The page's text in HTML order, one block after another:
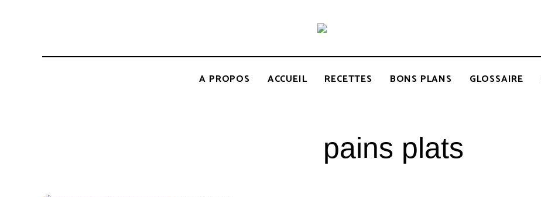
BCOOK
l'Inde
l'Océan
A PROPOS ACCUEIL RECETTES BONS PLANS GLOSSAIRE
pains plats